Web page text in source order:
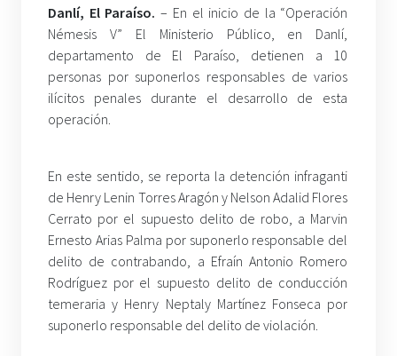
Danlí, El Paraíso. – En el inicio de la “Operación
Némesis V” El Ministerio Público, en Danlí,
departamento de El Paraíso, detienen a 10
personas por suponerlos responsables de varios
ilícitos penales durante el desarrollo de esta
operación.
En este sentido, se reporta la detención infraganti
de Henry Lenin Torres Aragón y Nelson Adalid Flores
Cerrato por el supuesto delito de robo, a Marvin
Ernesto Arias Palma por suponerlo responsable del
delito de contrabando, a Efraín Antonio Romero
Rodríguez por el supuesto delito de conducción
temeraria y Henry Neptaly Martínez Fonseca por
suponerlo responsable del delito de violación.